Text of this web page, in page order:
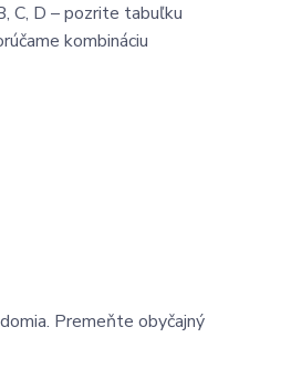
C, D – pozrite tabuľku
kombináciu
Premeňte obyčajný